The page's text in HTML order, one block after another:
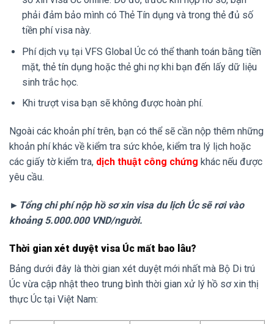
phải đảm bảo mình có Thẻ Tín dụng và trong thẻ đủ số
tiền phí visa này.
Phí dịch vụ tại VFS Global Úc có thể thanh toán bằng tiền
mặt, thẻ tín dụng hoặc thẻ ghi nợ khi bạn đến lấy dữ liệu
sinh trắc học.
Khi trượt visa bạn sẽ không được hoàn phí.
Ngoài các khoản phí trên, bạn có thể sẽ cần nộp thêm những
khoản phí khác về kiểm tra sức khỏe, kiểm tra lý lịch hoặc
các giấy tờ kiểm tra, dịch thuật công chứng khác nếu được
yêu cầu.
► Tổng chi phí nộp hồ sơ xin visa du lịch Úc sẽ rơi vào
khoảng 5.000.000 VND/người.
Thời gian xét duyệt visa Úc mất bao lâu?
Bảng dưới đây là thời gian xét duyệt mới nhất mà Bộ Di trú
Úc vừa cập nhật theo trung bình thời gian xử lý hồ sơ xin thị
thực Úc tại Việt Nam: